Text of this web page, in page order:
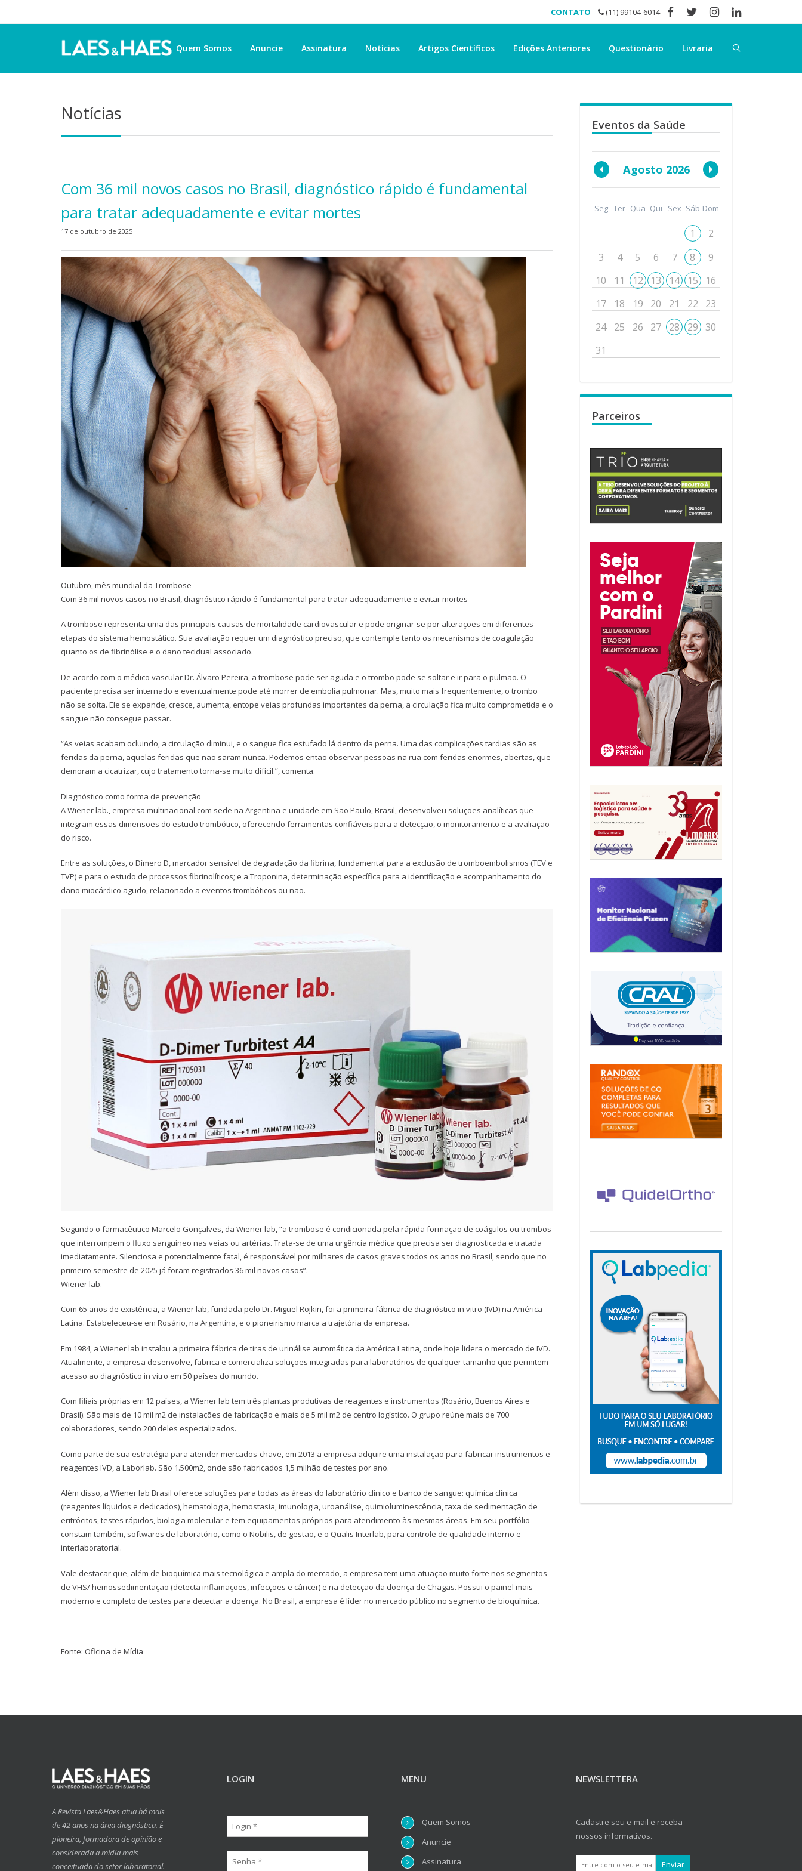
CONTATO (11) 99104-6014
Quem Somos Anuncie Assinatura Notícias Artigos Científicos Edições Anteriores Questionário Livraria
Notícias
Com 36 mil novos casos no Brasil, diagnóstico rápido é fundamental
para tratar adequadamente e evitar mortes
17 de outubro de 2025
Outubro, mês mundial da Trombose
Com 36 mil novos casos no Brasil, diagnóstico rápido é fundamental para tratar adequadamente e evitar mortes
A trombose representa uma das principais causas de mortalidade cardiovascular e pode originar-se por alterações em diferentes
etapas do sistema hemostático. Sua avaliação requer um diagnóstico preciso, que contemple tanto os mecanismos de coagulação
quanto os de fibrinólise e o dano tecidual associado.
De acordo com o médico vascular Dr. Álvaro Pereira, a trombose pode ser aguda e o trombo pode se soltar e ir para o pulmão. O
paciente precisa ser internado e eventualmente pode até morrer de embolia pulmonar. Mas, muito mais frequentemente, o trombo
não se solta. Ele se expande, cresce, aumenta, entope veias profundas importantes da perna, a circulação fica muito comprometida e o
sangue não consegue passar.
“As veias acabam ocluindo, a circulação diminui, e o sangue fica estufado lá dentro da perna. Uma das complicações tardias são as
feridas da perna, aquelas feridas que não saram nunca. Podemos então observar pessoas na rua com feridas enormes, abertas, que
demoram a cicatrizar, cujo tratamento torna-se muito difícil.”, comenta.
Diagnóstico como forma de prevenção
A Wiener lab., empresa multinacional com sede na Argentina e unidade em São Paulo, Brasil, desenvolveu soluções analíticas que
integram essas dimensões do estudo trombótico, oferecendo ferramentas confiáveis para a detecção, o monitoramento e a avaliação
do risco.
Entre as soluções, o Dímero D, marcador sensível de degradação da fibrina, fundamental para a exclusão de tromboembolismos (TEV e
TVP) e para o estudo de processos fibrinolíticos; e a Troponina, determinação específica para a identificação e acompanhamento do
dano miocárdico agudo, relacionado a eventos trombóticos ou não.
Segundo o farmacêutico Marcelo Gonçalves, da Wiener lab, “a trombose é condicionada pela rápida formação de coágulos ou trombos
que interrompem o fluxo sanguíneo nas veias ou artérias. Trata-se de uma urgência médica que precisa ser diagnosticada e tratada
imediatamente. Silenciosa e potencialmente fatal, é responsável por milhares de casos graves todos os anos no Brasil, sendo que no
primeiro semestre de 2025 já foram registrados 36 mil novos casos”.
Wiener lab.
Com 65 anos de existência, a Wiener lab, fundada pelo Dr. Miguel Rojkin, foi a primeira fábrica de diagnóstico in vitro (IVD) na América
Latina. Estabeleceu-se em Rosário, na Argentina, e o pioneirismo marca a trajetória da empresa.
Em 1984, a Wiener lab instalou a primeira fábrica de tiras de urinálise automática da América Latina, onde hoje lidera o mercado de IVD.
Atualmente, a empresa desenvolve, fabrica e comercializa soluções integradas para laboratórios de qualquer tamanho que permitem
acesso ao diagnóstico in vitro em 50 países do mundo.
Com filiais próprias em 12 países, a Wiener lab tem três plantas produtivas de reagentes e instrumentos (Rosário, Buenos Aires e
Brasil). São mais de 10 mil m2 de instalações de fabricação e mais de 5 mil m2 de centro logístico. O grupo reúne mais de 700
colaboradores, sendo 200 deles especializados.
Como parte de sua estratégia para atender mercados-chave, em 2013 a empresa adquire uma instalação para fabricar instrumentos e
reagentes IVD, a Laborlab. São 1.500m2, onde são fabricados 1,5 milhão de testes por ano.
Além disso, a Wiener lab Brasil oferece soluções para todas as áreas do laboratório clínico e banco de sangue: química clínica
(reagentes líquidos e dedicados), hematologia, hemostasia, imunologia, uroanálise, quimioluminescência, taxa de sedimentação de
eritrócitos, testes rápidos, biologia molecular e tem equipamentos próprios para atendimento às mesmas áreas. Em seu portfólio
constam também, softwares de laboratório, como o Nobilis, de gestão, e o Qualis Interlab, para controle de qualidade interno e
interlaboratorial.
Vale destacar que, além de bioquímica mais tecnológica e ampla do mercado, a empresa tem uma atuação muito forte nos segmentos
de VHS/ hemossedimentação (detecta inflamações, infecções e câncer) e na detecção da doença de Chagas. Possui o painel mais
moderno e completo de testes para detectar a doença. No Brasil, a empresa é líder no mercado público no segmento de bioquímica.
Fonte: Oficina de Mídia
Eventos da Saúde
Agosto 2026
Seg Ter Qua Qui Sex Sáb Dom
1
2
3
4 5 6 7 8
9
10
11 12 13 14 15
16
17
18 19 20 21 22
23
24
25 26 27 28 29
30
31
Parceiros
A Revista Laes&Haes atua há mais
de 42 anos na área diagnóstica. É
pioneira, formadora de opinião e
considerada a mídia mais
conceituada do setor laboratorial.
LOGIN MENU
Quem Somos
Anuncie
Assinatura
NEWSLETTERA
Cadastre seu e-mail e receba
nossos informativos.